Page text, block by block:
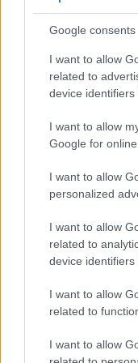
Google consents
I want to allow
related to
device identifiers
I want to allow
Google for
I want to allow
personalized
I want to allow
related to
device identifiers
I want to allow
related to
I want to allow
schützenden
wirken
Viele Augenärzte
Verzehr von
und liefert